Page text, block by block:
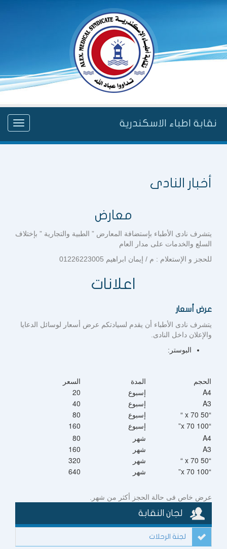
نقابة اطباء الاسكندرية
أخبار النادى
معارض
يتشرف نادى الأطباء بإستضافة المعارض ” الطبية والتجارية ” بإختلاف
السلع والخدمات على مدار العام
للحجز و الإستعلام : م / إيمان ابراهيم 01226223005
اعلانات
عرض أسعار
يتشرف نادى الأطباء أن يقدم لسيادتكم عرض أسعار لوسائل الدعايا
والإعلان داخل النادى.
البوستر:
الحجم المدة
السعر
A4
إسبوع
20
A3
إسبوع
40
“50 x 70 “
إسبوع
80
“100 x 70”
إسبوع
160
A4
شهر
80
A3
شهر
160
“50 x 70 “
شهر
320
“100 x 70”
شهر 640
عرض خاص فى حالة الحجز أكثر من شهر.
لجان النقابة
لجنة الرحلات